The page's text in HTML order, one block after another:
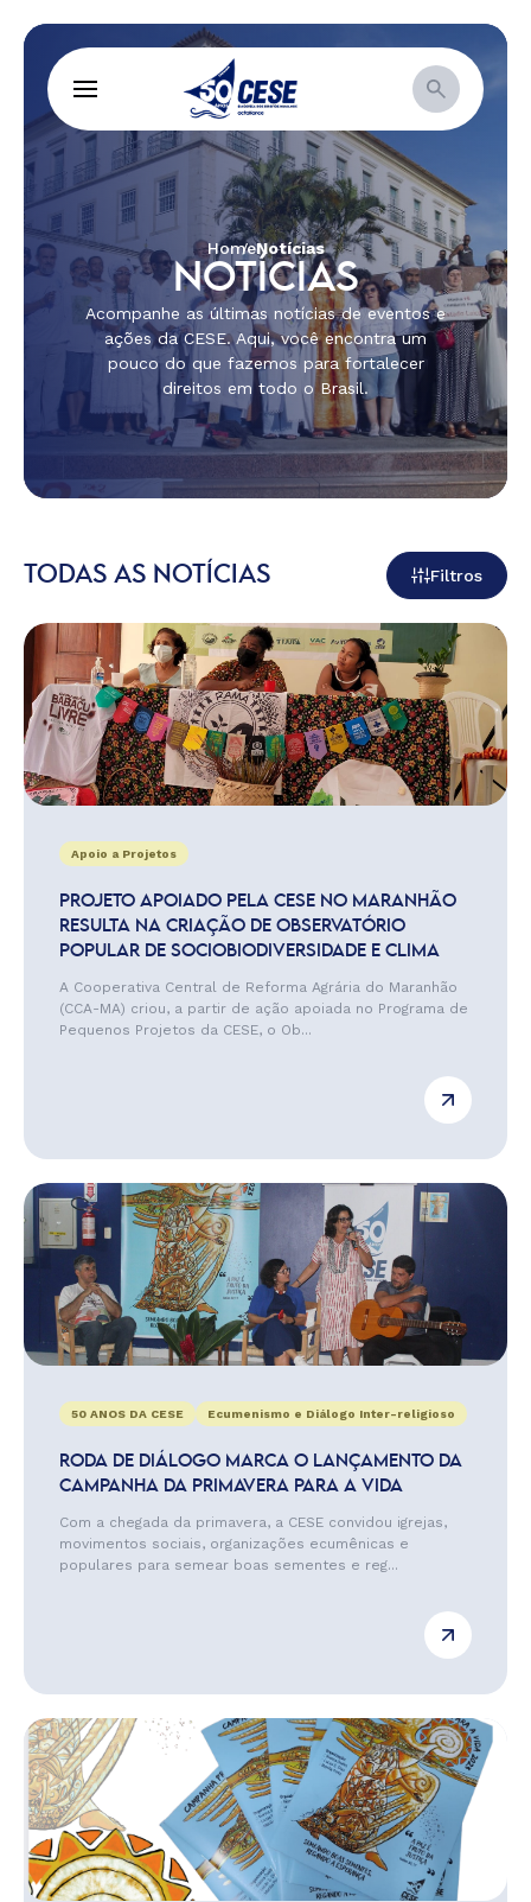
HomeNotícias
NOTÍCIAS
Acompanhe as últimas notícias de eventos e
ações da CESE. Aqui, você encontra um
pouco do que fazemos para fortalecer
direitos em todo o Brasil.
TODAS AS NOTÍCIAS Filtros
Apoio a Projetos
PROJETO APOIADO PELA CESE NO MARANHÃO
RESULTA NA CRIAÇÃO DE OBSERVATÓRIO
POPULAR DE SOCIOBIODIVERSIDADE E CLIMA
A Cooperativa Central de Reforma Agrária do Maranhão
(CCA-MA) criou, a partir de ação apoiada no Programa de
Pequenos Projetos da CESE, o Ob...
50 ANOS DA CESE Ecumenismo e Diálogo Inter-religioso
RODA DE DIÁLOGO MARCA O LANÇAMENTO DA
CAMPANHA DA PRIMAVERA PARA A VIDA
Com a chegada da primavera, a CESE convidou igrejas,
movimentos sociais, organizações ecumênicas e
populares para semear boas sementes e reg...